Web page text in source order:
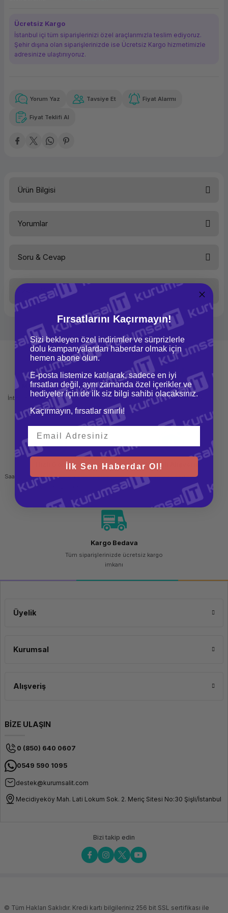
Ücretsiz Kargo
İstanbul içi tüm siparişlerinizi özel araçlarımızla teslim ediyoruz.
Şehir dışına olan siparişlerinizde ise Ücretsiz Kargo hizmetimizle
adresinize ulaştırııyoruz.
Güvenilir Alışveriş
Kolay iade imkanı
54,28 TL
Yorum Yaz Tavsiye Et Fiyat Alarmı
Fiyat Teklifi Al
Ürün Bilgisi
Yorumlar
Yorum Yaz
Soru & Cevap
Ürün hakkında henüz soru sorulmamış.
Taksit Seçenekleri
Mağazadan Teslimat
İnternetten sipariş et ve mağazadan
teslim al
İade ve Değişim
Kolay iade ve değişim imkanı
Hızlı Gönderi
Saat 15.00'a kadar yapılan siparişlerde
aynı gün kargo imkanı
Güvenli Alışveriş
256 bit SSL sertifikası
Kargo Bedava
Tüm siparişlerinizde ücretsiz kargo
imkanı
Üyelik
Kurumsal
Alışveriş
BİZE ULAŞIN
0 (850) 640 0607
0549 590 1095
destek@kurumsalit.com
Mecidiyeköy Mah. Lati Lokum Sok. 2. Meriç Sitesi No:30 Şişli/İstanbul
Bizi takip edin
© Tüm Hakları Saklıdır. Kredi kartı bilgileriniz 256 bit SSL sertifikası ile
Fırsatlarını Kaçırmayın!
Sizi bekleyen özel indirimler ve sürprizlerle
dolu kampanyalardan haberdar olmak için
hemen abone olun.
E-posta listemize katılarak, sadece en iyi
fırsatları değil, aynı zamanda özel içerikler ve
hediyeler için de ilk siz bilgi sahibi olacaksınız.
Kaçırmayın, fırsatlar sınırlı!
İlk Sen Haberdar Ol!